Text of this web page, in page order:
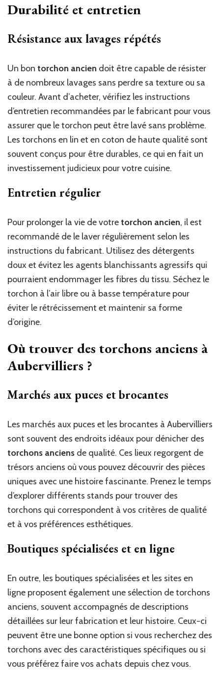
Durabilité et entretien
Résistance aux lavages répétés
Un bon torchon ancien doit être capable de résister
à de nombreux lavages sans perdre sa texture ou sa
couleur. Avant d’acheter, vérifiez les instructions
d’entretien recommandées par le fabricant pour vous
assurer que le torchon peut être lavé sans problème.
Les torchons en lin et en coton de haute qualité sont
souvent conçus pour être durables, ce qui en fait un
investissement judicieux pour votre cuisine.
Entretien régulier
Pour prolonger la vie de votretorchon ancien, il est
recommandé de le laver régulièrement selon les
instructions du fabricant. Utilisez des détergents
doux et évitez les agents blanchissants agressifs qui
pourraient endommager les fibres du tissu. Séchez le
torchon à l’air libre ou à basse température pour
éviter le rétrécissement et maintenir sa forme
d’origine.
Où trouver des torchons anciens à
Aubervilliers ?
Marchés aux puces et brocantes
Les marchés aux puces et les brocantes à Aubervilliers
sont souvent des endroits idéaux pour dénicher des
torchons anciens de qualité. Ces lieux regorgent de
trésors anciens où vous pouvez découvrir des pièces
uniques avec une histoire fascinante. Prenez le temps
d’explorer différents stands pour trouver des
torchons qui correspondent à vos critères de qualité
et à vos préférences esthétiques.
Boutiques spécialisées et en ligne
En outre, les boutiques spécialisées et les sites en
ligne proposent également une sélection de torchons
anciens, souvent accompagnés de descriptions
détaillées sur leur fabrication et leur histoire. Ceux-ci
peuvent être une bonne option si vous recherchez des
torchons avec des caractéristiques spécifiques ou si
vous préférez faire vos achats depuis chez vous.